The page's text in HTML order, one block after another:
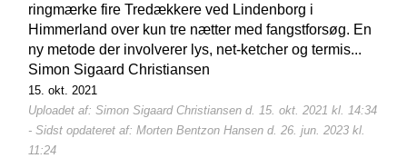
ringmærke fire Tredækkere ved Lindenborg i
Himmerland over kun tre nætter med fangstforsøg. En
ny metode der involverer lys, net-ketcher og termis...
Simon Sigaard Christiansen
15. okt. 2021
Uploadet af: Simon Sigaard Christiansen d. 15. okt. 2021 kl. 14:34
- Sidst opdateret af: Morten Bentzon Hansen d. 26. jun. 2023 kl.
11:24